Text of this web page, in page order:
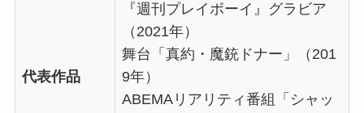
代表作品
『週刊プレイボーイ』グラビア
（2021年）
舞台「真約・魔銃ドナー」（201
9年）
ABEMAリアリティ番組「シャッ